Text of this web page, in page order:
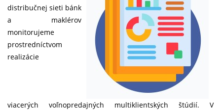
distribučnej sieti bánk
a maklérov
monitorujeme
prostredníctvom
realizácie
viacerých voľnopredajných multiklientských štúdií. V